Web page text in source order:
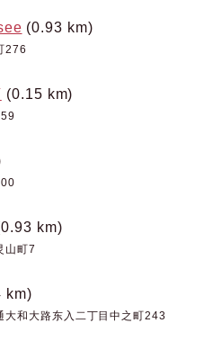
(0.93 km)
276
(0.15 km)
km)
山町7
km)
和大路东入二丁目中之町243